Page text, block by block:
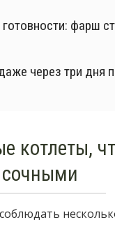
фарш
через три дня
котлеты,